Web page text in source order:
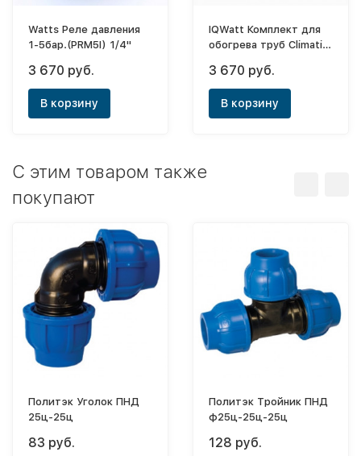
Watts Реле давления
1-5бар.(PRM5I) 1/4"
3 670 руб.
В корзину
IQWatt Комплект для
обогрева труб Climatiq
3 670 руб.
В корзину
C этим товаром также
покупают
Политэк Уголок ПНД
25ц-25ц
83 руб.
Политэк Тройник ПНД
ф25ц-25ц-25ц
128 руб.